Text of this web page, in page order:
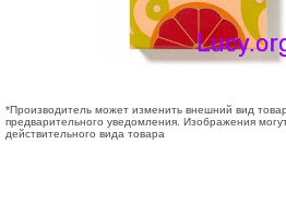
*Производитель может изменить внешний вид
предварительного уведомления. Изображения
действительного вида товара